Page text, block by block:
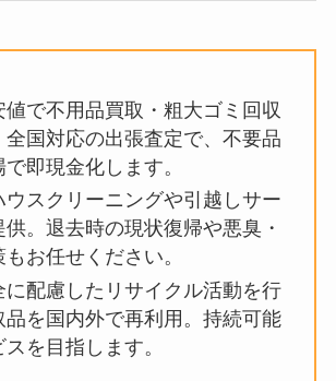
値で不用品買取・粗大ゴミ回収
全国対応の出張査定で、不要品
即現金化します。
ウスクリーニングや引越しサー
供。退去時の現状復帰や悪臭・
お任せください。
に配慮したリサイクル活動を行
品を国内外で再利用。持続可能
を目指します。